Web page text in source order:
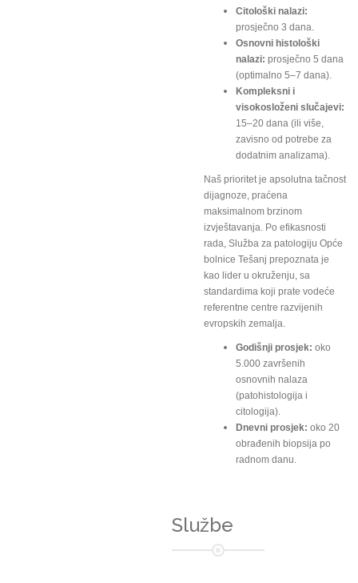
Citološki nalazi:
prosječno 3 dana.
Osnovni histološki
nalazi: prosječno 5 dana
(optimalno 5–7 dana).
Kompleksni i
visokosloženi slučajevi:
15–20 dana (ili više,
zavisno od potrebe za
dodatnim analizama).
Naš prioritet je apsolutna tačnost
dijagnoze, praćena
maksimalnom brzinom
izvještavanja. Po efikasnosti
rada, Služba za patologiju Opće
bolnice Tešanj prepoznata je
kao lider u okruženju, sa
standardima koji prate vodeće
referentne centre razvijenih
evropskih zemalja.
Godišnji prosjek: oko
5.000 završenih
osnovnih nalaza
(patohistologija i
citologija).
Dnevni prosjek: oko 20
obrađenih biopsija po
radnom danu.
Službe